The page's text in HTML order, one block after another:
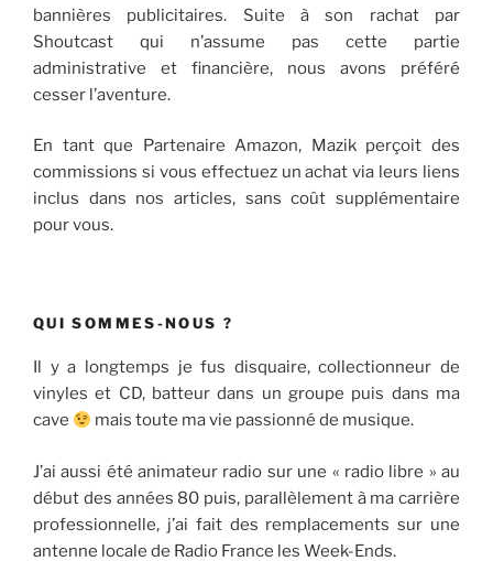
bannières publicitaires. Suite à son rachat par
Shoutcast qui n’assume pas cette partie
administrative et financière, nous avons préféré
cesser l’aventure.
En tant que Partenaire Amazon, Mazik perçoit des
commissions si vous effectuez un achat via leurs liens
inclus dans nos articles, sans coût supplémentaire
pour vous.
QUI SOMMES-NOUS ?
Il y a longtemps je fus disquaire, collectionneur de
vinyles et CD, batteur dans un groupe puis dans ma
cave
mais toute ma vie passionné de musique.
J’ai aussi été animateur radio sur une « radio libre » au
début des années 80 puis, parallèlement à ma carrière
professionnelle, j’ai fait des remplacements sur une
antenne locale de Radio France les Week-Ends.